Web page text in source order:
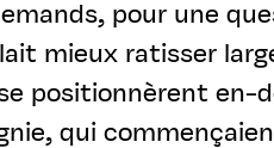
pour une
mieux ratisser
positionnèrent en-
qui